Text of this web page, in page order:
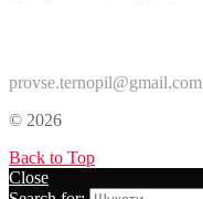
provse.ternopil@gmail.com
© 2026
Back to Top
Close